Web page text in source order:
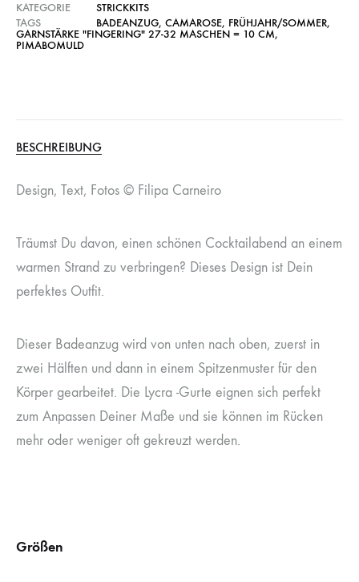
KATEGORIE
STRICKKITS
TAGS
BADEANZUG, CAMAROSE, FRÜHJAHR/SOMMER,
GARNSTÄRKE "FINGERING" 27-32 MASCHEN = 10 CM,
PIMABOMULD
BESCHREIBUNG
Design, Text, Fotos © Filipa Carneiro
Träumst Du davon, einen schönen Cocktailabend an einem
warmen Strand zu verbringen? Dieses Design ist Dein
perfektes Outfit.
Dieser Badeanzug wird von unten nach oben, zuerst in
zwei Hälften und dann in einem Spitzenmuster für den
Körper gearbeitet. Die Lycra -Gurte eignen sich perfekt
zum Anpassen Deiner Maße und sie können im Rücken
mehr oder weniger oft gekreuzt werden.
Größen